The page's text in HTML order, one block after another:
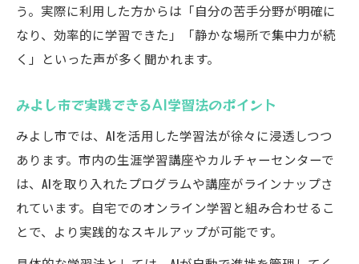
う。実際に利用した方からは「自分の苦手分野が明確に
なり、効率的に学習できた」「静かな場所で集中力が続
く」といった声が多く聞かれます。
みよし市で実践できるAI学習法のポイント
みよし市では、AIを活用した学習法が徐々に浸透しつつ
あります。市内の生涯学習講座やカルチャーセンターで
は、AIを取り入れたプログラムや講座がラインナップさ
れています。自宅でのオンライン学習と組み合わせるこ
とで、より実践的なスキルアップが可能です。